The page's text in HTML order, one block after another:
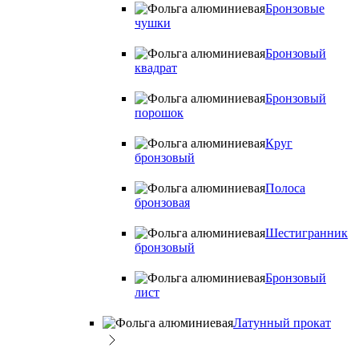
Бронзовые
чушки
Бронзовый
квадрат
Бронзовый
порошок
Круг
бронзовый
Полоса
бронзовая
Шестигранник
бронзовый
Бронзовый
лист
Латунный прокат